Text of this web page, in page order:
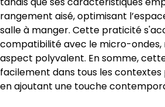
rangement aisé, optimisant
salle à manger. Cette praticité
compatibilité avec le micro-
aspect polyvalent. En somme,
facilement dans tous les contextes
en ajoutant une touche